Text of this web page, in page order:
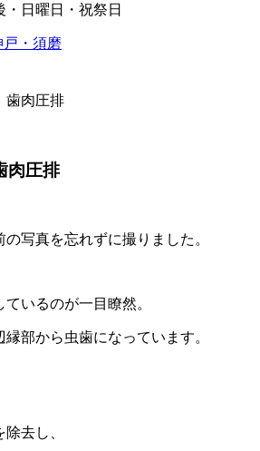
日曜日・祝祭日
・須磨
歯肉圧排
肉圧排
写真を忘れずに撮りました。
いるのが一目瞭然。
部から虫歯になっています。
去し、